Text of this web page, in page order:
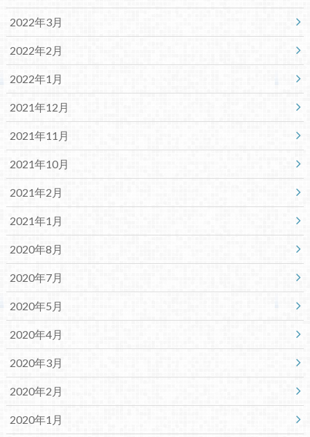
2022年3月
2022年2月
2022年1月
2021年12月
2021年11月
2021年10月
2021年2月
2021年1月
2020年8月
2020年7月
2020年5月
2020年4月
2020年3月
2020年2月
2020年1月